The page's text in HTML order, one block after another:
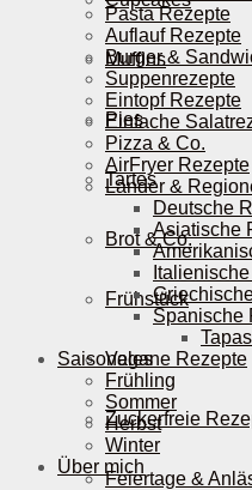
Muffins
Pies
Tartes
Brot & Co.
Frühstück
Vegane Rezepte
Zuckerfreie
Feiertage &
Pasta Rezepte
Auflauf Rezepte
Burger &
Suppenrezepte
Eintopf Rezepte
Einfache
Pizza & Co.
AirFryer Rezepte
Länder &
Deutsche
Asiatische
Spanische
Saisonales
Frühling
Sommer
Herbst
Winter
Über mich